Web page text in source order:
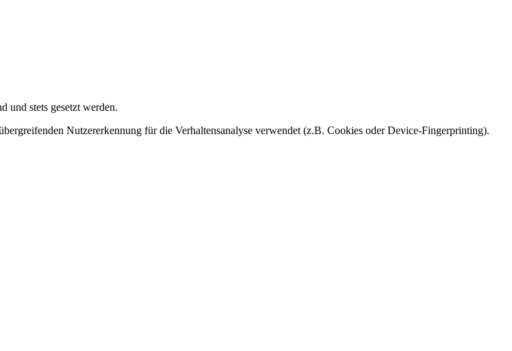
und stets gesetzt werden.
Nutzererkennung für die Verhaltensanalyse verwendet (z.B. Cookies oder Device-Fingerprinting).